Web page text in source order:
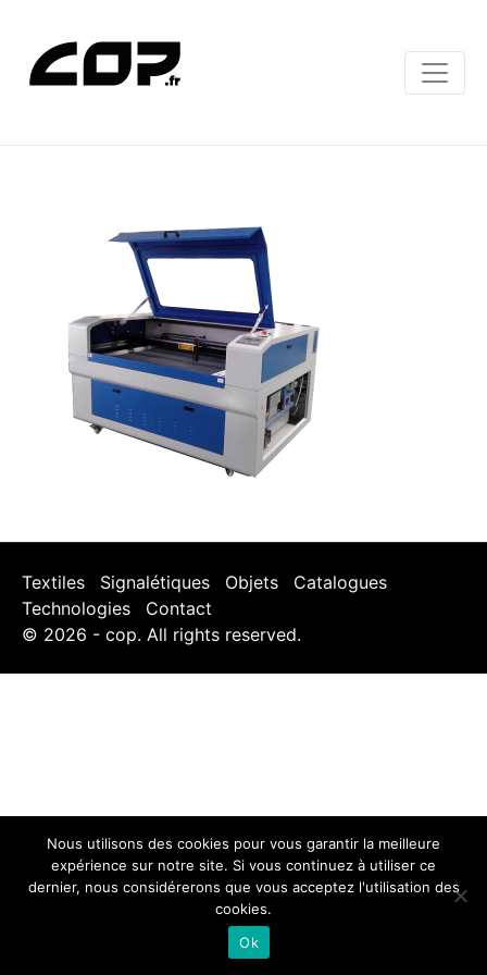
Textiles Signalétiques Objets
Catalogues
Technologies
Contact
© 2026 - cop. All rights reserved.
Nous utilisons des cookies pour vous garantir la meilleure
expérience sur notre site. Si vous continuez à utiliser ce
dernier, nous considérerons que vous acceptez l'utilisation des
cookies.
Ok